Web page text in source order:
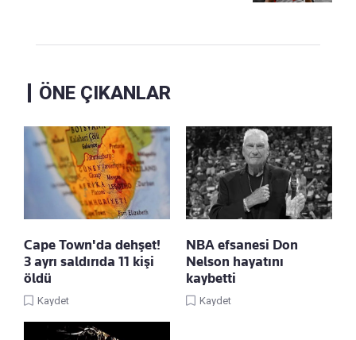
ÖNE ÇIKANLAR
Cape Town'da dehşet!
3 ayrı saldırıda 11 kişi
öldü
Kaydet
NBA efsanesi Don
Nelson hayatını
kaybetti
Kaydet